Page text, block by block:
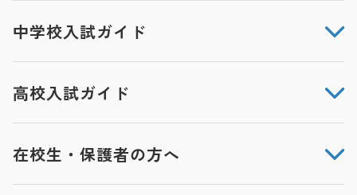
中学校入試ガイド
高校入試ガイド
在校生・保護者の方へ